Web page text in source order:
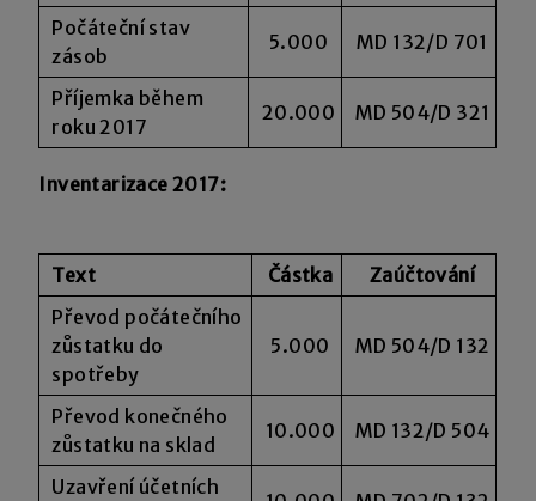
Počáteční stav
zásob
5.000 MD 132/D 701
Příjemka během
roku 2017
20.000 MD 504/D 321
Inventarizace 2017:
Text Částka
Zaúčtování
Převod počátečního
zůstatku do
spotřeby
5.000 MD 504/D 132
Převod konečného
zůstatku na sklad
10.000 MD 132/D 504
Uzavření účetních